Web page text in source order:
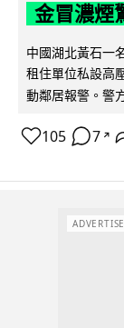
金冒濃煙
中國湖北黃石一
租住單位私設高
動鄰居報警。警
105 7 ↗